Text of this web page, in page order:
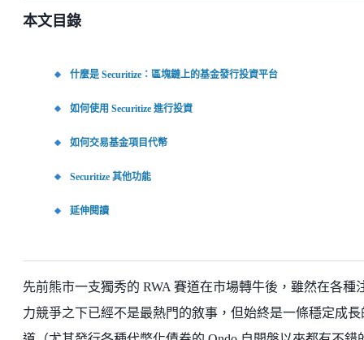
本文目錄
什麼是 Securitize：區塊鏈上的基金發行投資平台
如何使用 Securitize 進行投資
如何交易基金項目代幣
Securitize 其他功能
延伸閱讀
先前熊市一支獨秀的 RWA 賽道在市場轉牛後，雖然在各種
力競爭之下已經不是最熱門的敘事，但始終是一條穩定成長